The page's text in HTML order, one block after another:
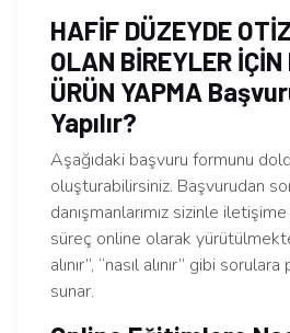
HAFİF DÜZEYDE
OLAN BİREYLER
ÜRÜN YAPMA
Yapılır?
Aşağıdaki başvuru formunu
oluşturabilirsiniz. Başvurudan
danışmanlarımız sizinle
süreç online olarak
alınır”, “nasıl alınır” gibi
sunar.